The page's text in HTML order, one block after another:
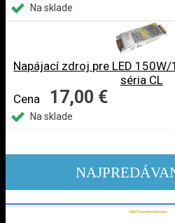
Na sklade
Napájací zdroj pre LED
séria CL
Cena
17,00 €
Na sklade